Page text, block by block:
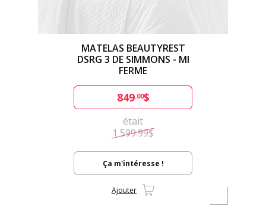
MATELAS BEAUTYREST
DSRG 3 DE SIMMONS - MI
FERME
849.00$
était
1 599.99$
Ça m'intéresse !
Ajouter